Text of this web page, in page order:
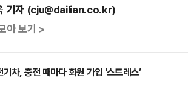
기자 (cju@dailian.co.kr)
아 보기 >
차, 충전 때마다 회원 가입 ‘스트레스’